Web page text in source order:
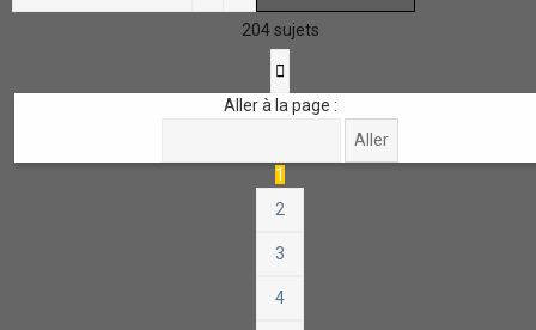
204 sujets
Aller à la page :
1
2
3
4